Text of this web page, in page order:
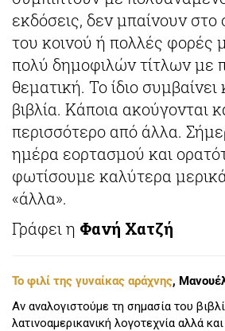
εκδόσεις, δεν μπαίνουν στο
του κοινού ή πολλές φορές
πολύ δημοφιλών τίτλων με
θεματική. Το ίδιο συμβαίνει
βιβλία. Κάποια ακούγονται
περισσότερο από άλλα.
ημέρα εορτασμού και
φωτίσουμε καλύτερα
«άλλα».
Γράφει η Φανή Χατζή
Το φιλί της γυναίκας αράχνης,
Αν αναλογιστούμε τη σημασία του
λατινοαμερικανική λογοτεχνία αλλά